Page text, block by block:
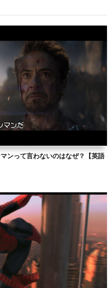
ンって言わないのはなぜ？【英語